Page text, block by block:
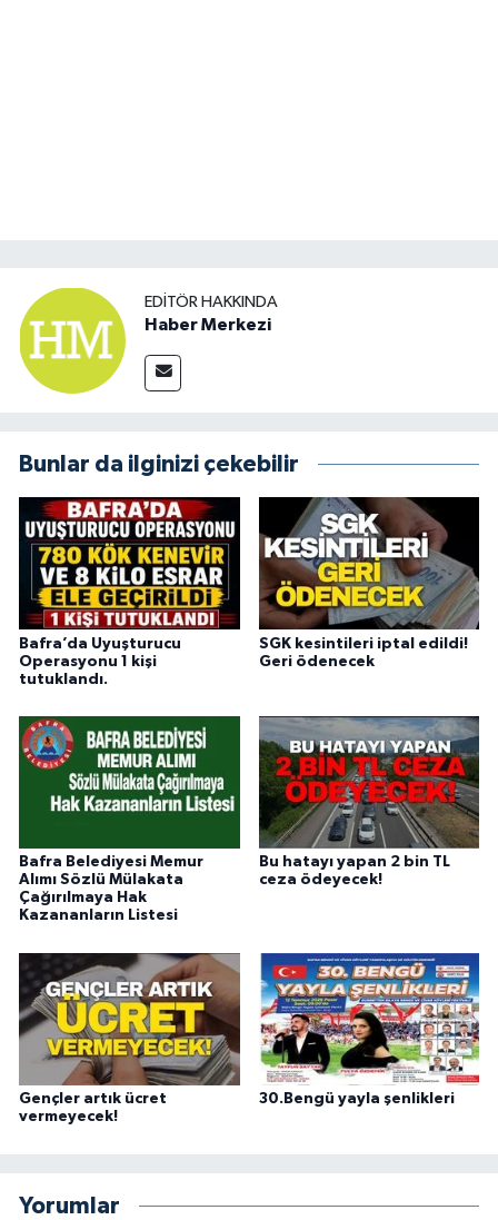
EDITÖR HAKKINDA
Haber Merkezi
Bunlar da ilginizi çekebilir
Bafra’da Uyuşturucu
Operasyonu 1 kişi
tutuklandı.
SGK kesintileri iptal edildi!
Geri ödenecek
Bafra Belediyesi Memur
Alımı Sözlü Mülakata
Çağırılmaya Hak
Kazananların Listesi
Bu hatayı yapan 2 bin TL
ceza ödeyecek!
Gençler artık ücret
vermeyecek!
30.Bengü yayla şenlikleri
Yorumlar